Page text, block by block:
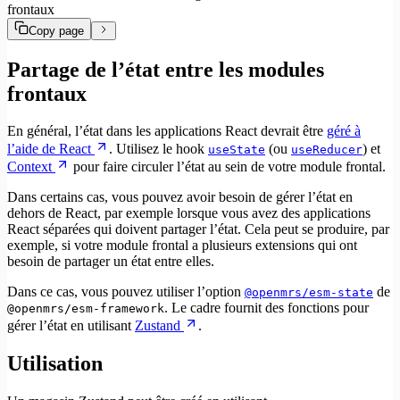
frontaux
Copy page
Partage de l’état entre les modules
frontaux
En général, l’état dans les applications React devrait être géré à
l’aide de React
. Utilisez le hook useState (ou useReducer) et
Context
pour faire circuler l’état au sein de votre module frontal.
Dans certains cas, vous pouvez avoir besoin de gérer l’état en
dehors de React, par exemple lorsque vous avez des applications
React séparées qui doivent partager l’état. Cela peut se produire, par
exemple, si votre module frontal a plusieurs extensions qui ont
besoin de partager un état entre elles.
Dans ce cas, vous pouvez utiliser l’option @openmrs/esm-state de
@openmrs/esm-framework. Le cadre fournit des fonctions pour
gérer l’état en utilisantZustand .
Utilisation